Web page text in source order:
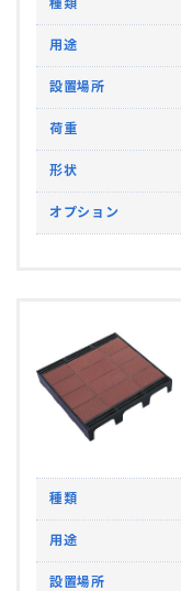
用途
設置場所
荷重
形状
オプション
種類
用途
設置場所